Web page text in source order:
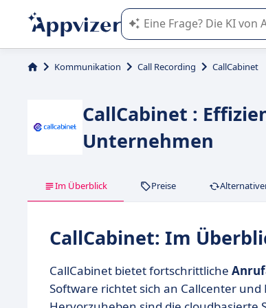
Die KI von Appvizer führt
Kommunikation Call Recording CallCabinet
CallCabinet :
Unternehmen
Im Überblick Preise
CallCabinet: Im
CallCabinet bietet fortschrittliche
Software richtet sich an Callcenter